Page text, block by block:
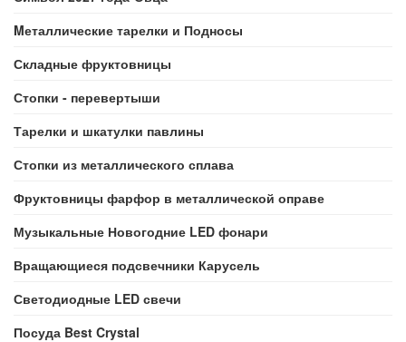
Mеталлические тарелки и Подносы
Складные фруктовницы
Стопки - перевертыши
Тарелки и шкатулки павлины
Стопки из металлического сплава
Фруктовницы фарфор в металлической оправе
Музыкальные Новогодние LED фонари
Вращающиеся подсвечники Карусель
Светодиодные LED свечи
Посуда Best Crystal